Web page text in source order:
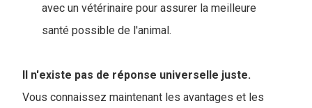
avec un vétérinaire pour assurer la meilleure
santé possible de l'animal.
Il n'existe pas de réponse universelle juste.
Vous connaissez maintenant les avantages et les